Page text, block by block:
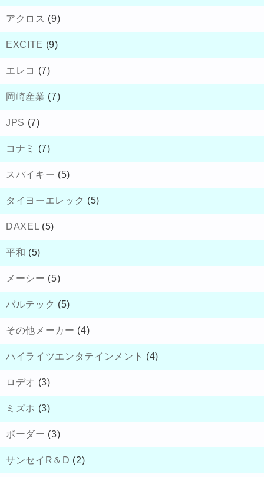
アクロス (9)
EXCITE (9)
エレコ (7)
岡崎産業 (7)
JPS (7)
コナミ (7)
スパイキー (5)
タイヨーエレック (5)
DAXEL (5)
平和 (5)
メーシー (5)
バルテック (5)
その他メーカー (4)
ハイライツエンタテインメント (4)
ロデオ (3)
ミズホ (3)
ボーダー (3)
サンセイR＆D (2)